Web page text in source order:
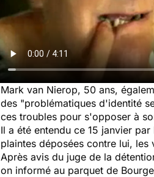
Mark van Nierop, 50 ans,
des "problématiques d'identité
ces troubles pour s'opposer à
Il a été entendu ce 15 janvier
plaintes déposées contre lui,
Après avis du juge de la
on informé au parquet de